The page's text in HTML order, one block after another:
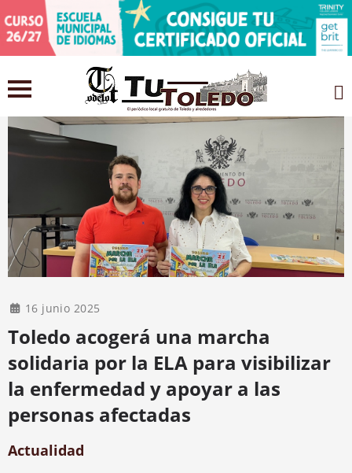
16 junio 2025
Toledo acogerá una marcha
solidaria por la ELA para visibilizar
la enfermedad y apoyar a las
personas afectadas
Actualidad